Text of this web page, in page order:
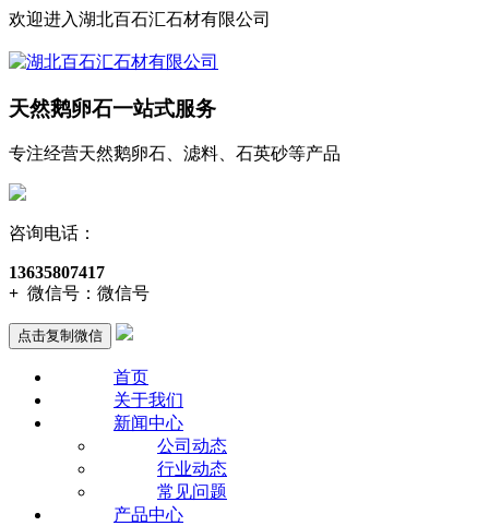
欢迎进入湖北百石汇石材有限公司
天然鹅卵石一站式服务
专注经营天然鹅卵石、滤料、石英砂等产品
咨询电话：
13635807417
+ 微信号： 微信号
点击复制微信
首页
关于我们
新闻中心
公司动态
行业动态
常见问题
产品中心